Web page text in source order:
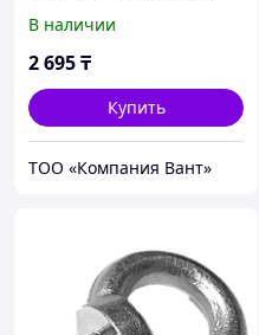
В наличии
2 695₸
Купить
ТОО «Компания Вант»